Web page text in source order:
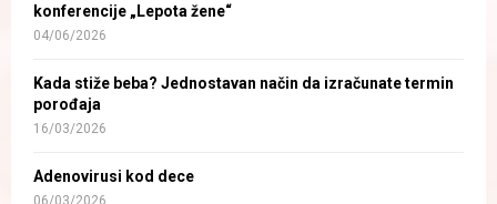
konferencije „Lepota žene“
04/06/2026
Kada stiže beba? Jednostavan način da izračunate termin
porođaja
16/03/2026
Adenovirusi kod dece
06/03/2026